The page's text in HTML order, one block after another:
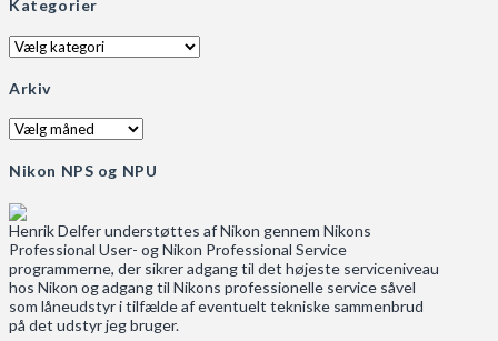
Kategorier
Kategorier
Arkiv
Arkiv
Nikon NPS og NPU
Henrik Delfer understøttes af Nikon gennem Nikons
Professional User- og Nikon Professional Service
programmerne, der sikrer adgang til det højeste serviceniveau
hos Nikon og adgang til Nikons professionelle service såvel
som låneudstyr i tilfælde af eventuelt tekniske sammenbrud
på det udstyr jeg bruger.